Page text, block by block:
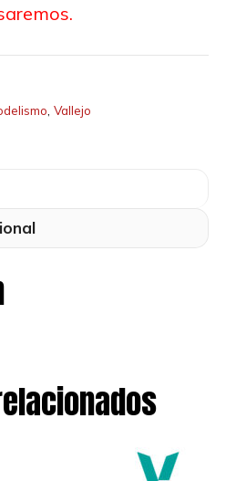
Vallejo